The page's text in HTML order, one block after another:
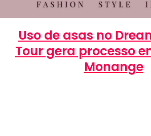
Uso de asas no
Tour gera processo
Monange